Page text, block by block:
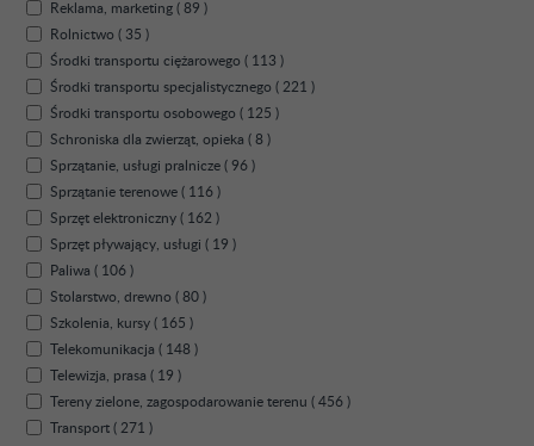
Reklama, marketing ( 89 )
Rolnictwo ( 35 )
Środki transportu ciężarowego ( 113 )
Środki transportu specjalistycznego ( 221 )
Środki transportu osobowego ( 125 )
Schroniska dla zwierząt, opieka ( 8 )
Sprzątanie, usługi pralnicze ( 96 )
Sprzątanie terenowe ( 116 )
Sprzęt elektroniczny ( 162 )
Sprzęt pływający, usługi ( 19 )
Paliwa ( 106 )
Stolarstwo, drewno ( 80 )
Szkolenia, kursy ( 165 )
Telekomunikacja ( 148 )
Telewizja, prasa ( 19 )
Tereny zielone, zagospodarowanie terenu ( 456 )
Transport ( 271 )